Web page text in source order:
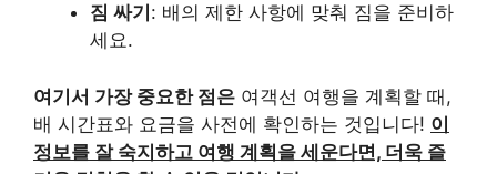
짐 싸기 : 배의 제한 사항에 맞춰 짐을 준비하
세요.
여기서 가장 중요한 점은 여객선 여행을 계획할 때,
배 시간표와 요금을 사전에 확인하는 것입니다! 이
정보를 잘 숙지하고 여행 계획을 세운다면, 더욱 즐